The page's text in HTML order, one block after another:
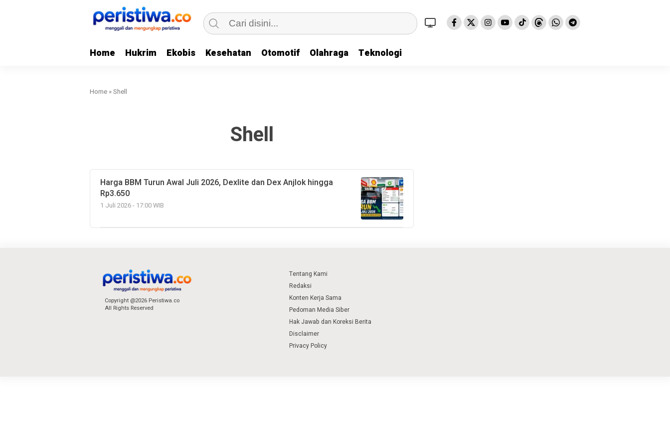
Home Hukrim Ekobis Kesehatan Otomotif Olahraga Teknologi
Home »Shell
Shell
Harga BBM Turun Awal Juli 2026, Dexlite dan Dex Anjlok hingga
Rp3.650
1 Juli 2026 - 17:00 WIB
Copyright @2026 Peristiwa.co
All Rights Reserved
Tentang Kami
Redaksi
Konten Kerja Sama
Pedoman Media Siber
Hak Jawab dan Koreksi Berita
Disclaimer
Privacy Policy